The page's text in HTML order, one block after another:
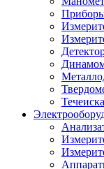
Приборы